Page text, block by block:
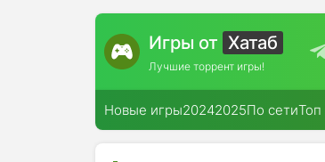
Игры от Хатаб
Лучшие торрент игры!
Новые игры20242025По сетиТоп